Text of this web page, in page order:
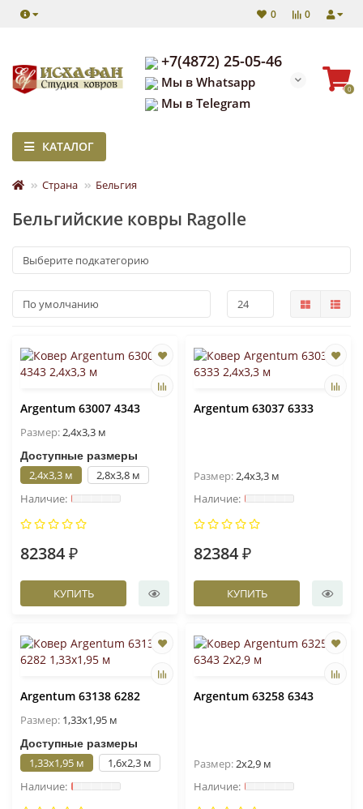
0
0
+7(4872) 25-05-46
Мы в Whatsapp
Мы в Telegram
0
КАТАЛОГ
Страна Бельгия
Бельгийские ковры Ragolle
Argentum 63007 4343
Размер:2,4x3,3 м
Доступные размеры
2,4x3,3 м 2,8x3,8 м
82384 ₽
КУПИТЬ
Argentum 63037 6333
Размер:2,4x3,3 м
82384 ₽
КУПИТЬ
Argentum 63138 6282
Размер: 1,33x1,95 м
Доступные размеры
1,33x1,95 м 1,6x2,3 м
Argentum 63258 6343
Размер:2x2,9 м